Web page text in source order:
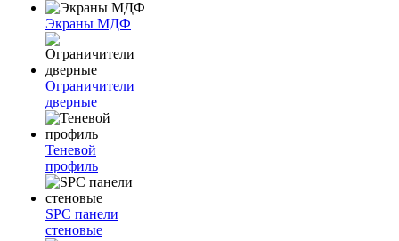
Экраны МДФ
Ограничители
дверные
Теневой
профиль
SPC панели
стеновые